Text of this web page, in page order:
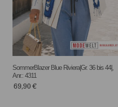
SommerBlazer Blue Riviera|Gr. 36 bis 44|,
Anr.: 4311
69,90€